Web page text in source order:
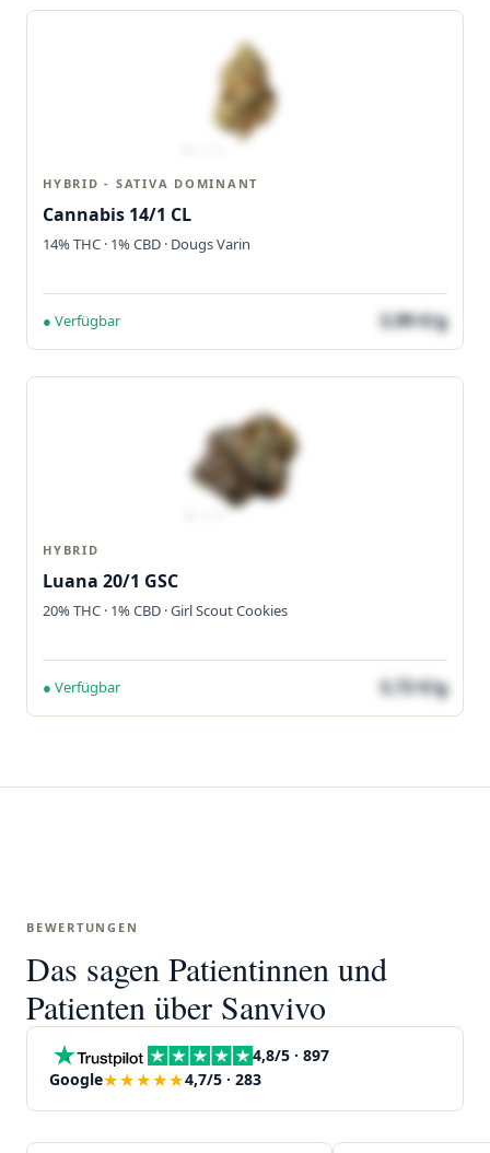
HYBRID - SATIVA DOMINANT
Cannabis 14/1 CL
14% THC · 1% CBD · Dougs Varin
● Verfügbar 3,99 €/g
HYBRID
Luana 20/1 GSC
20% THC · 1% CBD · Girl Scout Cookies
● Verfügbar 3,72 €/g
BEWERTUNGEN
Das sagen Patientinnen und
Patienten über Sanvivo
4,8/5 · 897
Google★★★★★4,7/5 · 283